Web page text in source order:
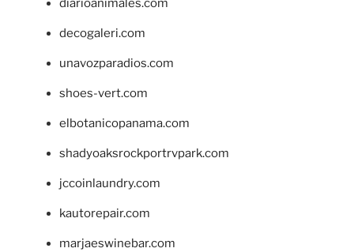
diarioanimales.com
decogaleri.com
unavozparadios.com
shoes-vert.com
elbotanicopanama.com
shadyoaksrockportrvpark.com
jccoinlaundry.com
kautorepair.com
marjaeswinebar.com